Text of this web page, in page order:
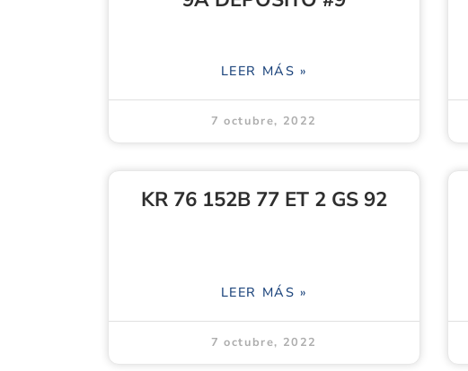
LEER MÁS »
7 octubre, 2022
KR 76 152B 77 ET 2 GS 92
LEER MÁS »
7 octubre, 2022